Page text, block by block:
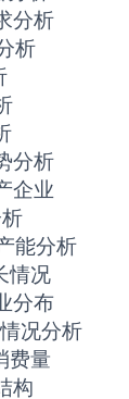
分析
析
分析
企业
能分析
情况
分布
况分析
费量
构